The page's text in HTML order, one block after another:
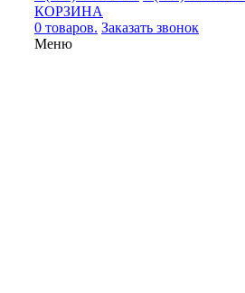
КОРЗИНА
0 товаров. Заказать звонок
Меню